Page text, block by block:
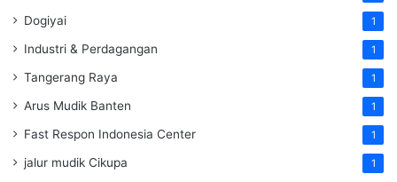
Dogiyai 1
Industri & Perdagangan 1
Tangerang Raya 1
Arus Mudik Banten 1
Fast Respon Indonesia Center 1
jalur mudik Cikupa 1